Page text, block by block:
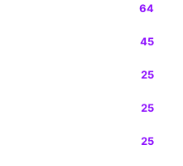
64
45
25
25
25